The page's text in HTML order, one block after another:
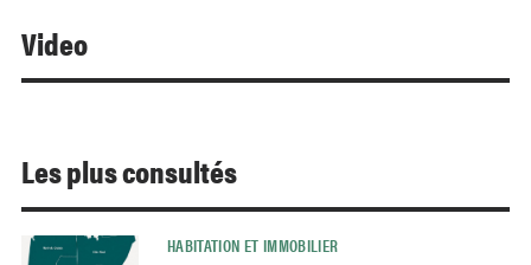
Video
Les plus consultés
HABITATION ET IMMOBILIER